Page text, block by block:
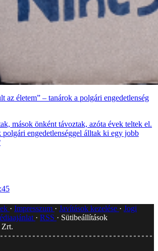
az életem” – tanárok a polgári engedetlenség
mások önként távoztak, azóta évek teltek el.
engedetlenséggel álltak ki egy jobb
Impresszum Javítások kezelése
Jogi
RSS
Sütibeállítások
Zrt.